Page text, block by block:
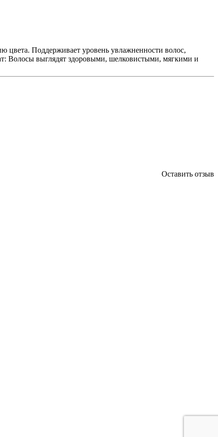
цвета. Поддерживает уровень увлажненности волос,
Волосы выглядят здоровыми, шелковистыми, мягкими и
Оставить отзыв